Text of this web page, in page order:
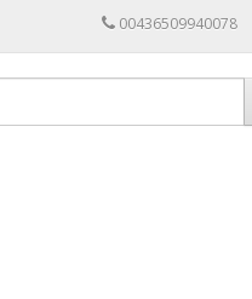
00436509940078